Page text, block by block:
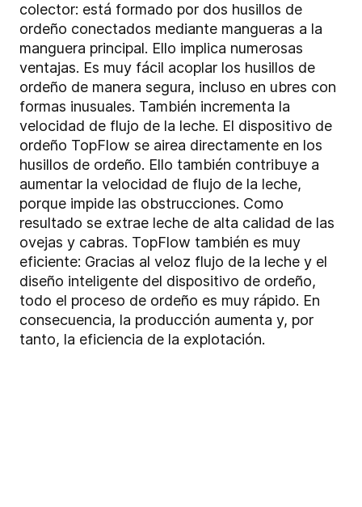
colector: está formado por dos husillos de
ordeño conectados mediante mangueras a la
manguera principal. Ello implica numerosas
ventajas. Es muy fácil acoplar los husillos de
ordeño de manera segura, incluso en ubres con
formas inusuales. También incrementa la
velocidad de flujo de la leche. El dispositivo de
ordeño TopFlow se airea directamente en los
husillos de ordeño. Ello también contribuye a
aumentar la velocidad de flujo de la leche,
porque impide las obstrucciones. Como
resultado se extrae leche de alta calidad de las
ovejas y cabras. TopFlow también es muy
eficiente: Gracias al veloz flujo de la leche y el
diseño inteligente del dispositivo de ordeño,
todo el proceso de ordeño es muy rápido. En
consecuencia, la producción aumenta y, por
tanto, la eficiencia de la explotación.